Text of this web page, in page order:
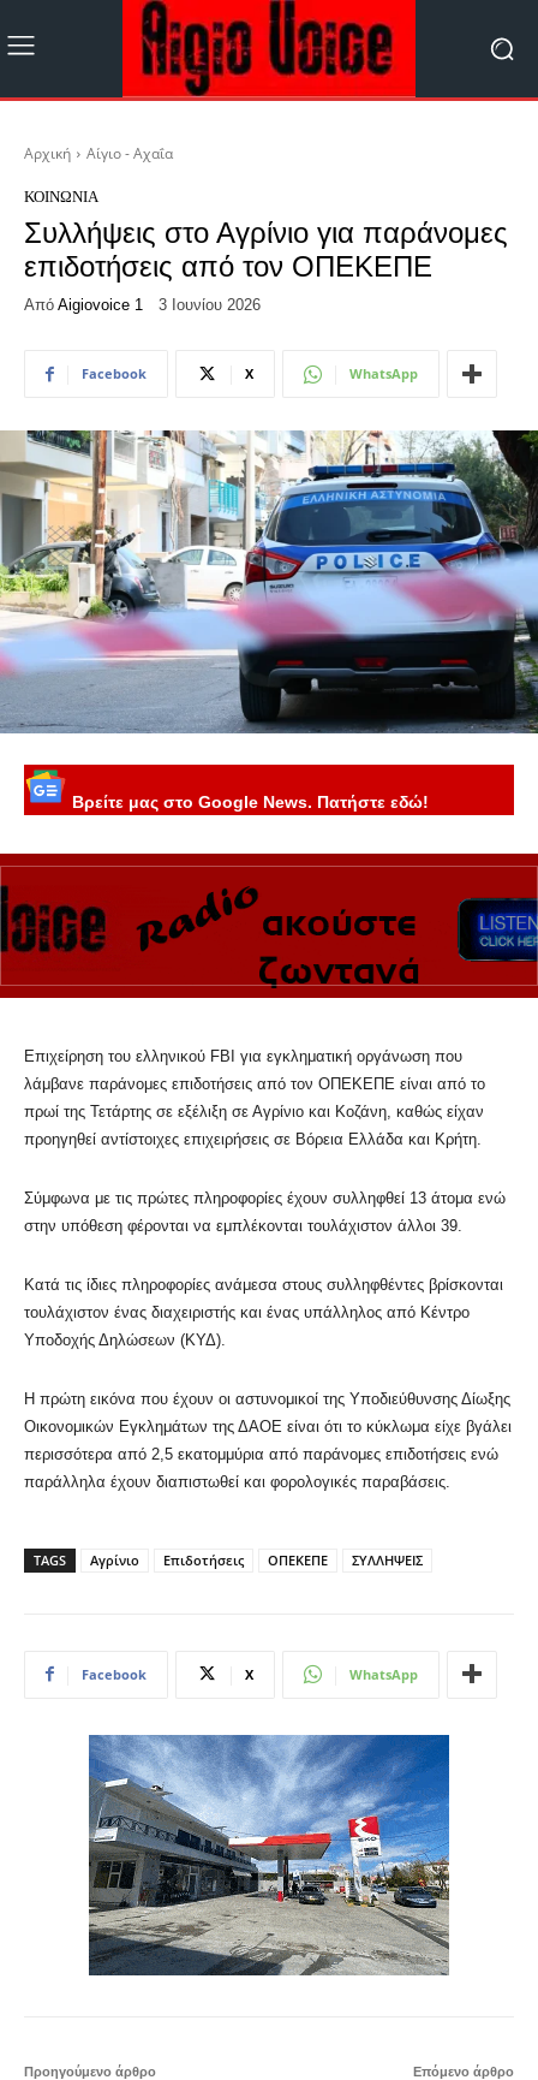
Αρχική Αίγιο - Αχαΐα
ΚΟΙΝΩΝΊΑ
Συλλήψεις στο Αγρίνιο για παράνομες
επιδοτήσεις από τον ΟΠΕΚΕΠΕ
Από Aigiovoice 1 3 Ιουνίου 2026
Facebook X WhatsApp
Βρείτε μας στο Google News. Πατήστε εδώ!
Επιχείρηση του ελληνικού FBI για εγκληματική οργάνωση που
λάμβανε παράνομες επιδοτήσεις από τον ΟΠΕΚΕΠΕ είναι από το
πρωί της Τετάρτης σε εξέλιξη σε Αγρίνιο και Κοζάνη, καθώς είχαν
προηγηθεί αντίστοιχες επιχειρήσεις σε Βόρεια Ελλάδα και Κρήτη.
Σύμφωνα με τις πρώτες πληροφορίες έχουν συλληφθεί 13 άτομα ενώ
στην υπόθεση φέρονται να εμπλέκονται τουλάχιστον άλλοι 39.
Κατά τις ίδιες πληροφορίες ανάμεσα στους συλληφθέντες βρίσκονται
τουλάχιστον ένας διαχειριστής και ένας υπάλληλος από Κέντρο
Υποδοχής Δηλώσεων (ΚΥΔ).
Η πρώτη εικόνα που έχουν οι αστυνομικοί της Υποδιεύθυνσης Δίωξης
Οικονομικών Εγκλημάτων της ΔΑΟΕ είναι ότι το κύκλωμα είχε βγάλει
περισσότερα από 2,5 εκατομμύρια από παράνομες επιδοτήσεις ενώ
παράλληλα έχουν διαπιστωθεί και φορολογικές παραβάσεις.
TAGS Αγρίνιο Επιδοτήσεις ΟΠΕΚΕΠΕ ΣΥΛΛΗΨΕΙΣ
Facebook X WhatsApp
Προηγούμενο άρθρο Επόμενο άρθρο